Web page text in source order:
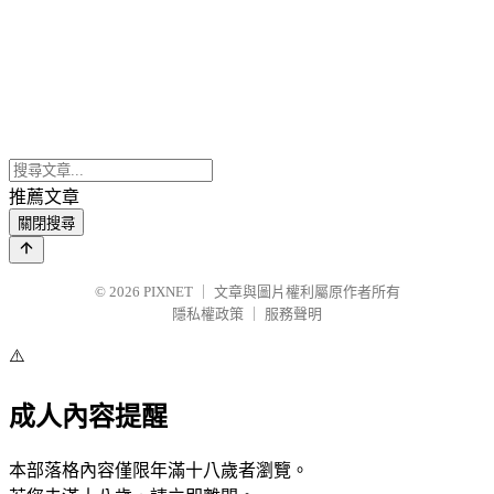
推薦文章
關閉搜尋
© 2026 PIXNET
文章與圖片權利屬原作者所有
隱私權政策
服務聲明
⚠️
成人內容提醒
本部落格內容僅限年滿十八歲者瀏覽。